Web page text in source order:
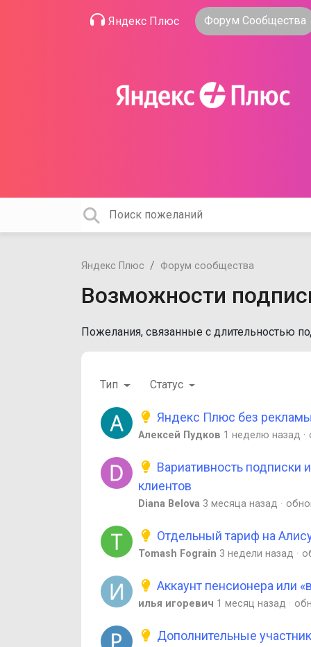
Яндекс Плюс Форум Сообщества
Яндекс Плюс Форум сообщества
Возможности
Пожелания, связанные с длительностью
Тип Статус
Яндекс Плюс без
Алексей Пудков 1 неделю назад
Вариативность
клиентов
Diana Belova 3 месяца назад
Отдельный тариф на
Tomash Fograin 3 недели назад
Аккаунт пенсионера или
илья игоревич 1 месяц назад
Дополнительные